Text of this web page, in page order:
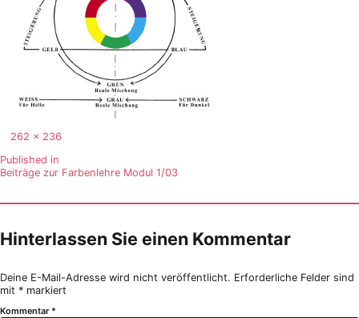
Full
262 × 236
Beitragsnavigation
Published in
Beiträge zur Farbenlehre Modul 1/03
Hinterlassen Sie einen Kommentar
Deine E-Mail-Adresse wird nicht veröffentlicht. Erforderliche Felder sind
mit * markiert
Kommentar *